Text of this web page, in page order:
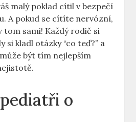
malý poklad cítil v bezpečí
A pokud se cítíte nervózní,
tom sami! Každý rodič si
si kladl otázky “co teď?” a
být tím nejlepším
o